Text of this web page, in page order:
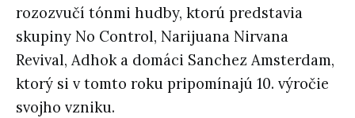
rozozvučí tónmi hudby, ktorú predstavia
skupiny No Control, Narijuana Nirvana
Revival, Adhok a domáci Sanchez Amsterdam,
ktorý si v tomto roku pripomínajú 10. výročie
svojho vzniku.